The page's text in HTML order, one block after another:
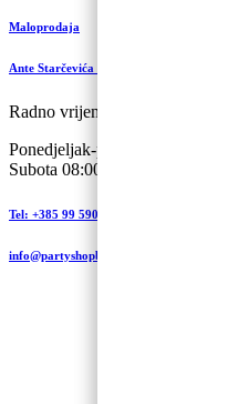
Maloprodaja
Ante Starčevića 5-A, Koprivnica
Radno vrijeme:
Ponedjeljak-petak 09:00 – 19:00
Subota 08:00 – 13:00
Tel: +385 99 590 2450
info@partyshopbaloncic.hr